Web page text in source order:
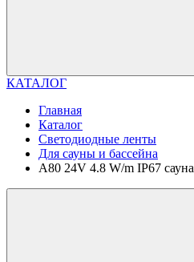
КАТАЛОГ
Главная
Каталог
Светодиодные ленты
Для сауны и бассейна
A80 24V 4.8 W/m IP67 сауна